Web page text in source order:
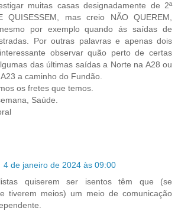
muitas casas designadamente de 2ª
QUISESSEM, mas creio NÃO QUEREM,
por exemplo quando ás saídas de
Por outras palavras e apenas dois
observar quão perto de certas
das últimas saídas a Norte na A28 ou
a caminho do Fundão.
os fretes que temos.
Saúde.
4 de janeiro de 2024 às 09:00
quiserem ser isentos têm que (se
tiverem meios) um meio de comunicação